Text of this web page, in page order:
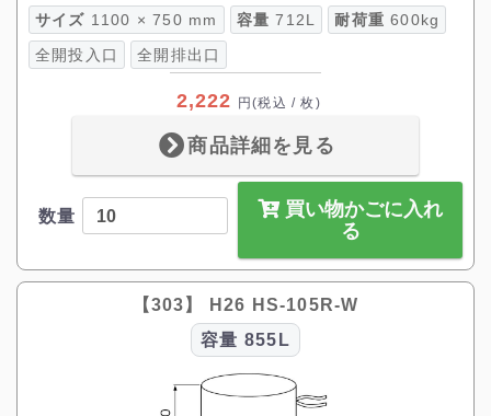
サイズ 1100 × 750 mm 容量 712L 耐荷重 600kg
全開投入口 全開排出口
2,222 円(税込 / 枚)
商品詳細を見る
数量
買い物かごに入れ
る
【303】 H26 HS-105R-W
容量 855L